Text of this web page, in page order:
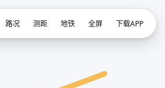
路况 测距 地铁 全屏 下载APP